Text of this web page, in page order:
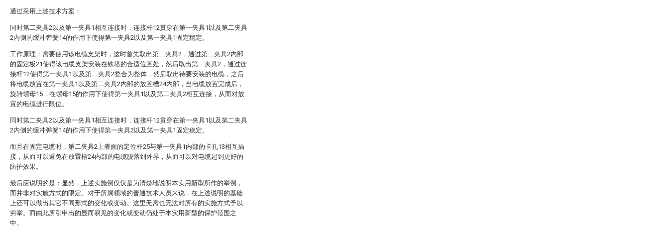
通过采用上述技术方案：
同时第二夹具2以及第一夹具1相互连接时，连接杆12贯穿在第一夹具1以及第二夹具
2内侧的缓冲弹簧14的作用下使得第一夹具2以及第一夹具1固定稳定。
工作原理：需要使用该电缆支架时，这时首先取出第二夹具2，通过第二夹具2内部
的固定板21使得该电缆支架安装在铁塔的合适位置处，然后取出第二夹具2，通过连
接杆12使得第一夹具1以及第二夹具2整合为整体，然后取出待要安装的电缆，之后
将电缆放置在第一夹具1以及第二夹具2内部的放置槽24内部，当电缆放置完成后，
旋转螺母15，在螺母15的作用下使得第一夹具1以及第二夹具2相互连接，从而对放
置的电缆进行限位。
同时第二夹具2以及第一夹具1相互连接时，连接杆12贯穿在第一夹具1以及第二夹具
2内侧的缓冲弹簧14的作用下使得第一夹具2以及第一夹具1固定稳定。
而且在固定电缆时，第二夹具2上表面的定位杆25与第一夹具1内部的卡孔13相互插
接，从而可以避免在放置槽24内部的电缆脱落到外界，从而可以对电缆起到更好的
防护效果。
最后应说明的是：显然，上述实施例仅仅是为清楚地说明本实用新型所作的举例，
而并非对实施方式的限定。对于所属领域的普通技术人员来说，在上述说明的基础
上还可以做出其它不同形式的变化或变动。这里无需也无法对所有的实施方式予以
穷举。而由此所引申出的显而易见的变化或变动仍处于本实用新型的保护范围之
中。